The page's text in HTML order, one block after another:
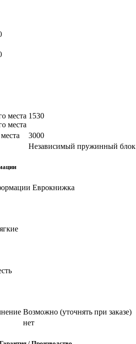
места
места
1530
3000
Независимый пружинный блок
Еврокнижка
Возможно (уточнять при заказе)
нет